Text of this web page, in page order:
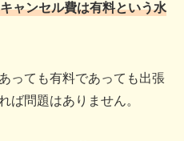
ャンセル費は有料という水
っても有料であっても出張
ば問題はありません。